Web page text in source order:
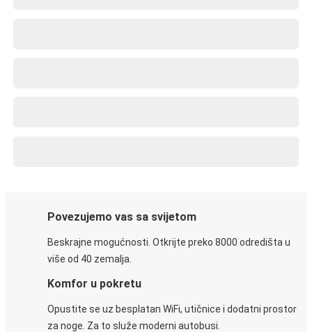
Povezujemo vas sa svijetom
Beskrajne mogućnosti. Otkrijte preko 8000 odredišta u
više od 40 zemalja.
Komfor u pokretu
Opustite se uz besplatan WiFi, utičnice i dodatni prostor
za noge. Za to služe moderni autobusi.